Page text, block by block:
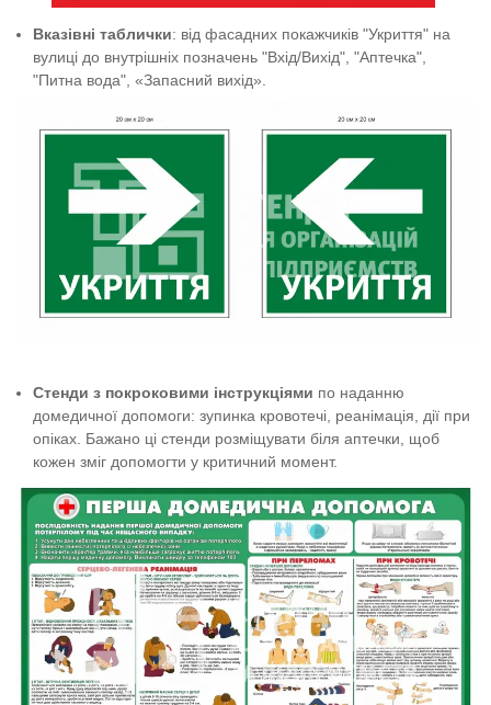
Вказівні таблички: від фасадних покажчиків "Укриття" на
вулиці до внутрішніх позначень "Вхід/Вихід", "Аптечка",
"Питна вода" , «Запасний вихід».
Стенди з покроковими інструкціями по наданню
домедичної допомоги: зупинка кровотечі, реанімація, дії при
опіках. Бажано ці стенди розміщувати біля аптечки, щоб
кожен зміг допомогти у критичний момент.